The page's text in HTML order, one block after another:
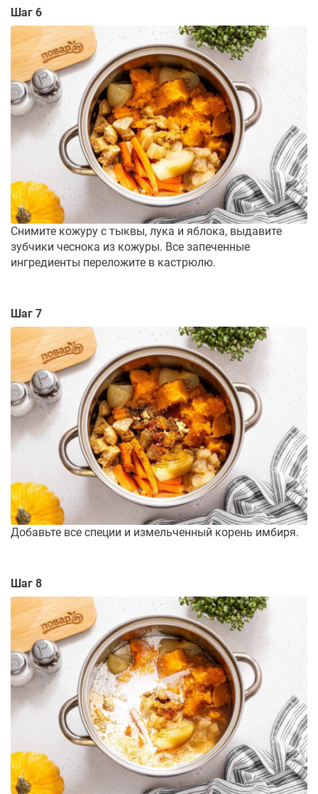
Шаг 6
Снимите кожуру с тыквы, лука и яблока, выдавите
зубчики чеснока из кожуры. Все запеченные
ингредиенты переложите в кастрюлю.
Шаг 7
Добавьте все специи и измельченный корень имбиря.
Шаг 8